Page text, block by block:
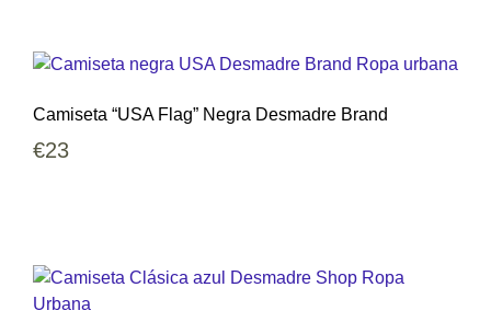
Camiseta “USA Flag” Negra Desmadre Brand
€23